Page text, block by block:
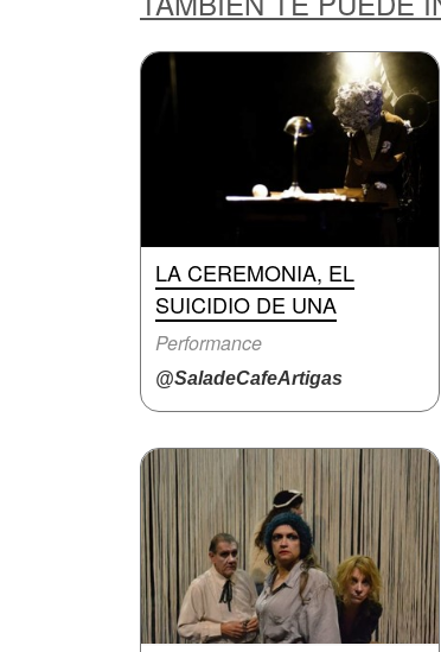
LA CEREMONIA, EL
SUICIDIO DE UNA
Performance
@SaladeCafeArtigas